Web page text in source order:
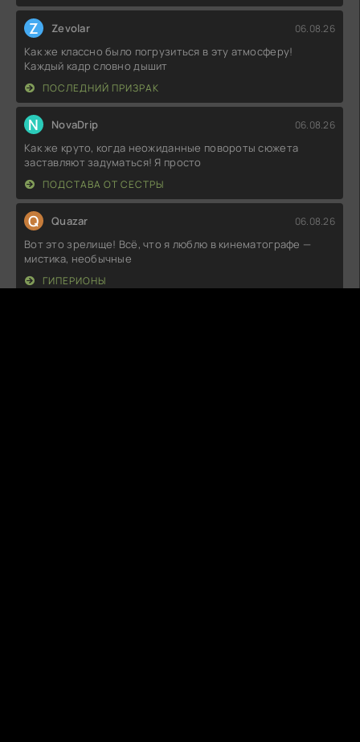
Z Zevolar 06.08.26
Как же классно было погрузиться в эту атмосферу!
Каждый кадр словно дышит
ПОСЛЕДНИЙ ПРИЗРАК
N NovaDrip 06.08.26
Как же круто, когда неожиданные повороты сюжета
заставляют задуматься! Я просто
ПОДСТАВА ОТ СЕСТРЫ
Q Quazar 06.08.26
Вот это зрелище! Всё, что я люблю в кинематографе —
мистика, необычные
ГИПЕРИОНЫ